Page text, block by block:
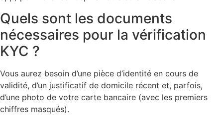
Quels sont les documents
nécessaires pour la vérification
KYC ?
Vous aurez besoin d’une pièce d’identité en cours de
validité, d’un justificatif de domicile récent et, parfois,
d’une photo de votre carte bancaire (avec les premiers
chiffres masqués).